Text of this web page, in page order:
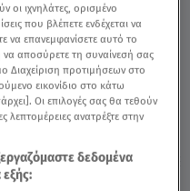
ΣΗΜΕΡΑ
BREAKFAST@STAR
ΠΡΟΒΛΕΨΕΙΣ
οι ιχνηλάτες, ορισμένο
που βλέπετε ενδέχεται να
να επανεμφανίσετε αυτό το
να αποσύρετε τη συναίνεσή σας
Διαχείριση προτιμήσεων στο
εικονίδιο στο κάτω
Οι επιλογές σας θα τεθούν
λεπτομέρειες ανατρέξτε στην
δεδομένα